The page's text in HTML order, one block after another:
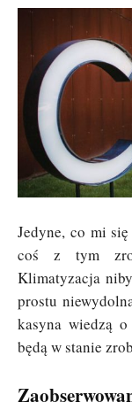
Jedyne, co mi
coś z tym
Klimatyzacja
prostu
kasyna wiedzą
będą w stanie